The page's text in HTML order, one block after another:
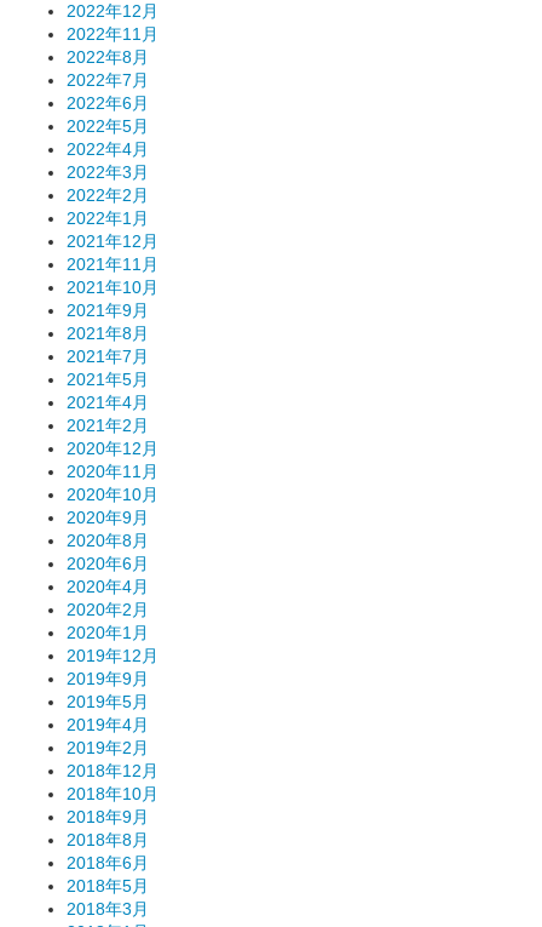
2022年12月
2022年11月
2022年8月
2022年7月
2022年6月
2022年5月
2022年4月
2022年3月
2022年2月
2022年1月
2021年12月
2021年11月
2021年10月
2021年9月
2021年8月
2021年7月
2021年5月
2021年4月
2021年2月
2020年12月
2020年11月
2020年10月
2020年9月
2020年8月
2020年6月
2020年4月
2020年2月
2020年1月
2019年12月
2019年9月
2019年5月
2019年4月
2019年2月
2018年12月
2018年10月
2018年9月
2018年8月
2018年6月
2018年5月
2018年3月